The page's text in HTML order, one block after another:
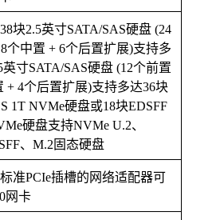
块2.5英寸SATA/SAS硬盘 (24
个中置 + 6个后置扩展)支持多
英寸SATA/SAS硬盘 (12个前置
+ 4个后置扩展)支持多达36块
1T NVMe硬盘或18块EDSFF
硬盘支持NVMe U.2、
、M.2固态硬盘
准PCIe插槽的网络适配器可
网卡